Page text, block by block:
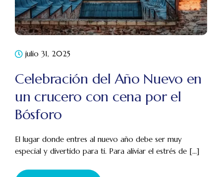
julio 31, 2025
Celebración del Año Nuevo en
un crucero con cena por el
Bósforo
El lugar donde entres al nuevo año debe ser muy
especial y divertido para ti. Para aliviar el estrés de [...]